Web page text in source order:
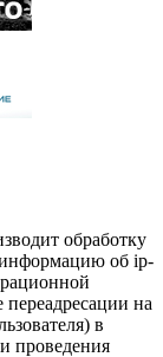
обработку
об ip-
переадресации на
в
проведения